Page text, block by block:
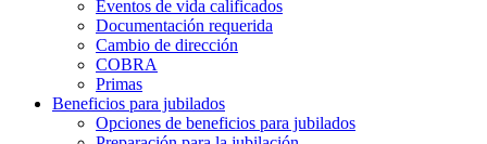
Eventos de vida calificados
Documentación requerida
Cambio de dirección
COBRA
Primas
Beneficios para jubilados
Opciones de beneficios para jubilados